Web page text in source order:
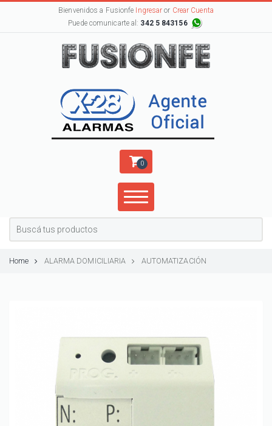
Bienvenidos a Fusionfe Ingresar or Crear Cuenta
Puede comunicarte al: 342 5 843156
0
Home ALARMA DOMICILIARIA AUTOMATIZACIÓN